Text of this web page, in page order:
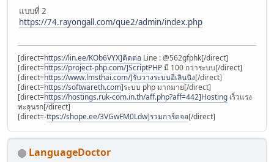
แบบที่ 2
https://74.rayongall.com/que2/admin/index.php
[direct=https://lin.ee/KOb6VYX]ติดต่อ Line : @562gfphk[/direct]
[direct=https://project-php.com/]ScriptPHPมี 100 กว่าระบบ[/direct]
[direct=https://www.lmsthai.com/]รับวางระบบอีเลินนิง[/direct]
[direct=https://softwareth.com]ระบบ php มากมาย[/direct]
[direct=https://hostings.ruk-com.in.th/aff.php?aff=442]Hosting เร็วแรง
ทะลุนรก[/direct]
[direct=-ttps://shope.ee/3VGwFM0Ldw]รวมการ์ดจอ[/direct]
LanguageDoctor